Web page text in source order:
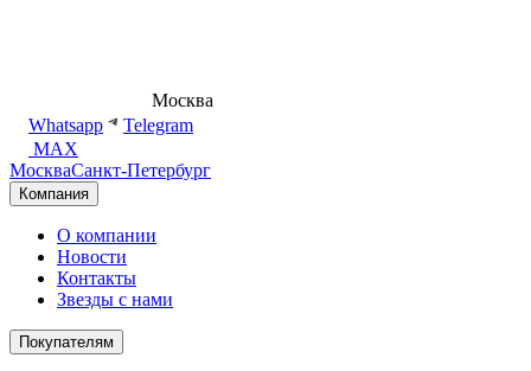
Москва
Whatsapp
Telegram
MAX
МоскваСанкт-Петербург
Компания
О компании
Новости
Контакты
Звезды с нами
Покупателям